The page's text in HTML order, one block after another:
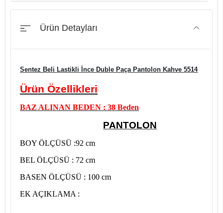
Ürün Detayları
Sentez Beli Lastikli İnce Duble Paça Pantolon Kahve 5514
Ürün Özellikleri
BAZ ALINAN BEDEN : 38 Beden
PANTOLON
BOY ÖLÇÜSÜ :92 cm
BEL ÖLÇÜSÜ : 72 cm
BASEN ÖLÇÜSÜ : 100 cm
EK AÇIKLAMA :